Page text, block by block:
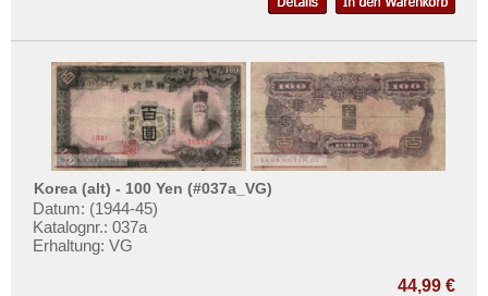
Südkorea
Syrien
Tadschikistan
Taiwan
Thailand
Timor
Turkmenistan
Widerrufsbelehrung
Liefer- und Versandkosten
AGB
Impressum
Korea (alt) - 100 Yen (#037a_VG)
Datum: (1944-45)
Katalognr.: 037a
Erhaltung: VG
44,99 €